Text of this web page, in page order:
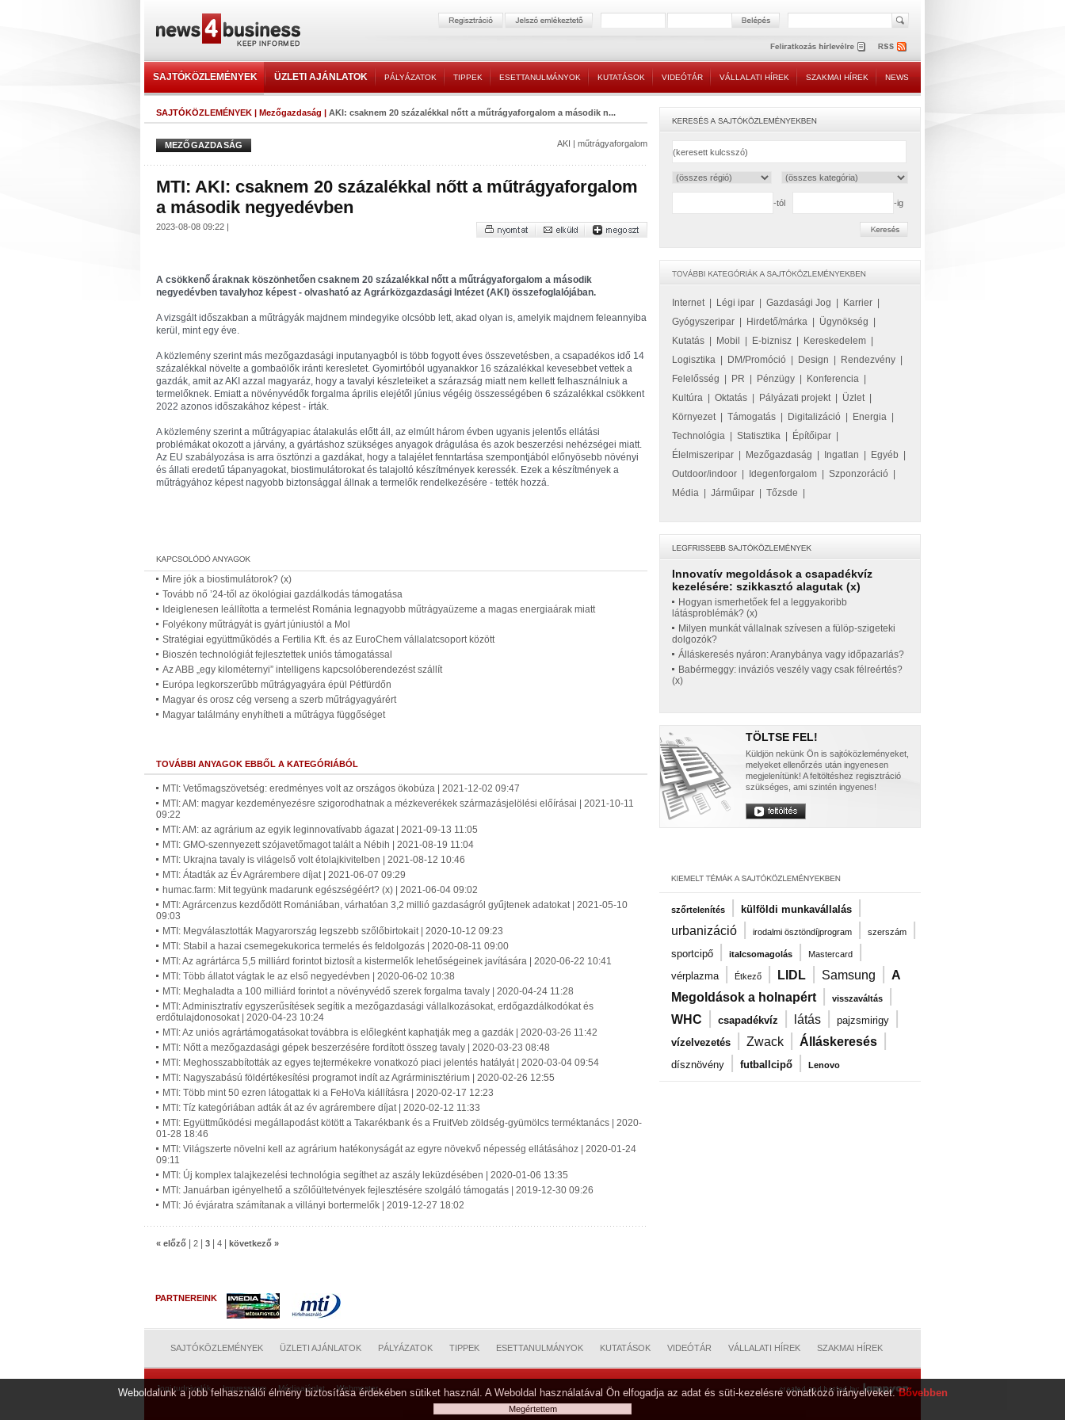
SAJTÓKÖZLEMÉNYEK ÜZLETI AJÁNLATOK PÁLYÁZATOK TIPPEK ESETTANULMÁNYOK KUTATÁSOK VIDEÓTÁR VÁLLALATI HÍREK SZAKMAI HÍREK NEWS
SAJTÓKÖZLEMÉNYEK | Mezőgazdaság | AKI: csaknem 20 százalékkal nőtt a műtrágyaforgalom a második n...
MEZŐGAZDASÁG AKI | műtrágyaforgalom
MTI: AKI: csaknem 20 százalékkal nőtt a műtrágyaforgalom
a második negyedévben
2023-08-08 09:22 |
A csökkenő áraknak köszönhetően csaknem 20 százalékkal nőtt a műtrágyaforgalom a második
negyedévben tavalyhoz képest - olvasható az Agrárközgazdasági Intézet (AKI) összefoglalójában.
A vizsgált időszakban a műtrágyák majdnem mindegyike olcsóbb lett, akad olyan is, amelyik majdnem feleannyiba
kerül, mint egy éve.
A közlemény szerint más mezőgazdasági inputanyagból is több fogyott éves összevetésben, a csapadékos idő 14
százalékkal növelte a gombaölők iránti keresletet. Gyomirtóból ugyanakkor 16 százalékkal kevesebbet vettek a
gazdák, amit az AKI azzal magyaráz, hogy a tavalyi készleteiket a szárazság miatt nem kellett felhasználniuk a
termelőknek. Emiatt a növényvédők forgalma április elejétől június végéig összességében 6 százalékkal csökkent
2022 azonos időszakához képest - írták.
A közlemény szerint a műtrágyapiac átalakulás előtt áll, az elmúlt három évben ugyanis jelentős ellátási
problémákat okozott a járvány, a gyártáshoz szükséges anyagok drágulása és azok beszerzési nehézségei miatt.
Az EU szabályozása is arra ösztönzi a gazdákat, hogy a talajélet fenntartása szempontjából előnyösebb növényi
és állati eredetű tápanyagokat, biostimulátorokat és talajoltó készítmények keressék. Ezek a készítmények a
műtrágyához képest nagyobb biztonsággal állnak a termelők rendelkezésére - tették hozzá.
Mire jók a biostimulátorok? (x)
Tovább nő ’24-től az ökológiai gazdálkodás támogatása
Ideiglenesen leállította a termelést Románia legnagyobb műtrágyaüzeme a magas energiaárak miatt
Folyékony műtrágyát is gyárt júniustól a Mol
Stratégiai együttműködés a Fertilia Kft. és az EuroChem vállalatcsoport között
Bioszén technológiát fejlesztettek uniós támogatással
Az ABB „egy kilométernyi” intelligens kapcsolóberendezést szállít
Európa legkorszerűbb műtrágyagyára épül Pétfürdőn
Magyar és orosz cég verseng a szerb műtrágyagyárért
Magyar találmány enyhítheti a műtrágya függőséget
TOVÁBBI ANYAGOK EBBŐL A KATEGÓRIÁBÓL
MTI: Vetőmagszövetség: eredményes volt az országos ökobúza | 2021-12-02 09:47
MTI: AM: magyar kezdeményezésre szigorodhatnak a mézkeverékek származásjelölési előírásai | 2021-10-11
09:22
MTI: AM: az agrárium az egyik leginnovatívabb ágazat | 2021-09-13 11:05
MTI: GMO-szennyezett szójavetőmagot talált a Nébih | 2021-08-19 11:04
MTI: Ukrajna tavaly is világelső volt étolajkivitelben | 2021-08-12 10:46
MTI: Átadták az Év Agrárembere díjat | 2021-06-07 09:29
humac.farm: Mit tegyünk madarunk egészségéért? (x) | 2021-06-04 09:02
MTI: Agrárcenzus kezdődött Romániában, várhatóan 3,2 millió gazdaságról gyűjtenek adatokat | 2021-05-10
09:03
MTI: Megválasztották Magyarország legszebb szőlőbirtokait | 2020-10-12 09:23
MTI: Stabil a hazai csemegekukorica termelés és feldolgozás | 2020-08-11 09:00
MTI: Az agrártárca 5,5 milliárd forintot biztosít a kistermelők lehetőségeinek javítására | 2020-06-22 10:41
MTI: Több állatot vágtak le az első negyedévben | 2020-06-02 10:38
MTI: Meghaladta a 100 milliárd forintot a növényvédő szerek forgalma tavaly | 2020-04-24 11:28
MTI: Adminisztratív egyszerűsítések segítik a mezőgazdasági vállalkozásokat, erdőgazdálkodókat és
erdőtulajdonosokat | 2020-04-23 10:24
MTI: Az uniós agrártámogatásokat továbbra is előlegként kaphatják meg a gazdák | 2020-03-26 11:42
MTI: Nőtt a mezőgazdasági gépek beszerzésére fordított összeg tavaly | 2020-03-23 08:48
MTI: Meghosszabbították az egyes tejtermékekre vonatkozó piaci jelentés hatályát | 2020-03-04 09:54
MTI: Nagyszabású földértékesítési programot indít az Agrárminisztérium | 2020-02-26 12:55
MTI: Több mint 50 ezren látogattak ki a FeHoVa kiállításra | 2020-02-17 12:23
MTI: Tíz kategóriában adták át az év agrárembere díjat | 2020-02-12 11:33
MTI: Együttműködési megállapodást kötött a Takarékbank és a FruitVeb zöldség-gyümölcs terméktanács | 2020-
01-28 18:46
MTI: Világszerte növelni kell az agrárium hatékonyságát az egyre növekvő népesség ellátásához | 2020-01-24
09:11
MTI: Új komplex talajkezelési technológia segíthet az aszály leküzdésében | 2020-01-06 13:35
MTI: Januárban igényelhető a szőlőültetvények fejlesztésére szolgáló támogatás | 2019-12-30 09:26
MTI: Jó évjáratra számítanak a villányi bortermelők | 2019-12-27 18:02
« előző 2 3 4 következő »
-tól -ig
Internet| Légi ipar Gazdasági Jog Karrier
Gyógyszeripar
Hirdető/márka Ügynökség
Kutatás
Mobil E-biznisz Kereskedelem
Logisztika
DM/Promóció Design Rendezvény
Felelősség
PR Pénzügy Konferencia
Kultúra
Oktatás Pályázati projekt| Üzlet|
Környezet| Támogatás Digitalizáció Energia
Technológia
Statisztika Építőipar
Élelmiszeripar
Mezőgazdaság Ingatlan Egyéb
Outdoor/indoor
Idegenforgalom Szponzoráció
Média
Járműipar Tőzsde
Innovatív megoldások a csapadékvíz
kezelésére: szikkasztó alagutak (x)
Hogyan ismerhetőek fel a leggyakoribb
látásproblémák? (x)
Milyen munkát vállalnak szívesen a fülöp-szigeteki
dolgozók?
Álláskeresés nyáron: Aranybánya vagy időpazarlás?
Babérmeggy: inváziós veszély vagy csak félreértés?
(x)
TÖLTSE FEL!
Küldjön nekünk Ön is sajtóközleményeket,
melyeket ellenőrzés után ingyenesen
megjelenítünk! A feltöltéshez regisztráció
szükséges, ami szintén ingyenes!
szőrtelenítés | külföldi munkavállalás |
urbanizáció | irodalmi ösztöndíjprogram | szerszám |
sportcipő | italcsomagolás | Mastercard |
vérplazma | Étkező | LIDL | Samsung | A
Megoldások a holnapért | visszaváltás |
WHC | csapadékvíz | látás | pajzsmirigy |
vízelvezetés | Zwack | Álláskeresés |
dísznövény | futballcipő | Lenovo
PARTNEREINK
SAJTÓKÖZLEMÉNYEK ÜZLETI AJÁNLATOK PÁLYÁZATOK TIPPEK ESETTANULMÁNYOK KUTATÁSOK VIDEÓTÁR VÁLLALATI HÍREK SZAKMAI HÍREK
Jogi tudnivalók Impresszum Médiaajánlat Webmester
Weboldalunk a jobb felhasználói élmény biztosítása érdekében sütiket használ. A Weboldal használatával Ön elfogadja az adat és süti-kezelésre vonatkozó irányelveket.Bővebben